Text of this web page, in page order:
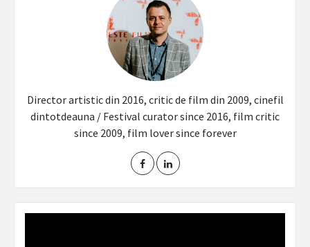
Director artistic din 2016, critic de film din 2009, cinefil
dintotdeauna / Festival curator since 2016, film critic
since 2009, film lover since forever